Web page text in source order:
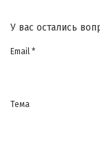
У вас остались
Email *
Тема